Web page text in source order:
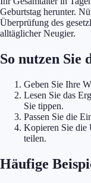
Geburtstag herunter.
Überprüfung des
alltäglicher Neugier.
So nutzen Sie
Geben Sie Ihre
Lesen Sie das
Sie tippen.
Passen Sie die
Kopieren Sie die
teilen.
Häufige